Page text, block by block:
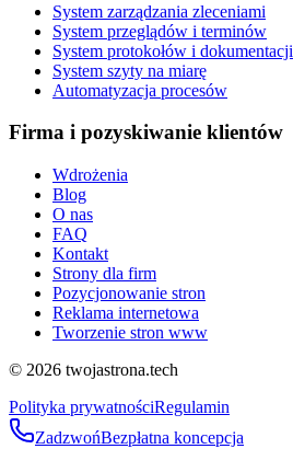
System zarządzania zleceniami
System przeglądów i terminów
System protokołów i dokumentacji
System szyty na miarę
Automatyzacja procesów
Firma i pozyskiwanie klientów
Wdrożenia
Blog
O nas
FAQ
Kontakt
Strony dla firm
Pozycjonowanie stron
Reklama internetowa
Tworzenie stron www
© 2026 twojastrona.tech
Polityka prywatnościRegulamin
ZadzwońBezpłatna koncepcja